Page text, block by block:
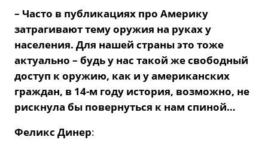
– Часто в публикациях про Америку
затрагивают тему оружия на руках у
населения. Для нашей страны это тоже
актуально – будь у нас такой же свободный
доступ к оружию, как и у американских
граждан, в 14-м году история, возможно, не
рискнула бы повернуться к нам спиной…
Феликс Динер: